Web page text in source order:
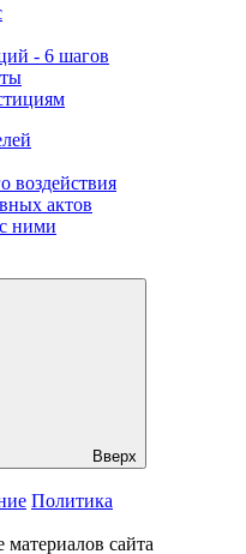
- 6 шагов
воздействия
актов
ними
Вверх
Политика
материалов сайта